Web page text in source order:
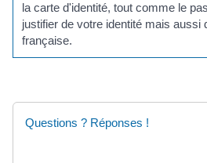
la carte d'identité, tout comme le
justifier de votre identité mais aussi
française.
Questions ? Réponses !